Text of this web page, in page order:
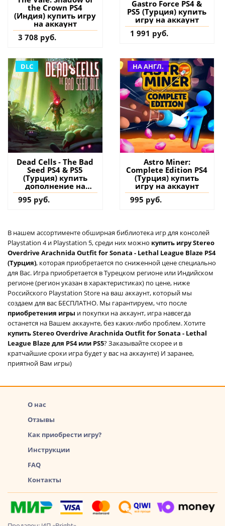
the Crown PS4
(Индия) купить игру
на аккаунт
3 708 руб.
Gastro Force PS4 &
PS5 (Турция) купить
игру на аккаунт
1 991 руб.
DLC
Dead Cells - The Bad
Seed PS4 & PS5
(Турция) купить
дополнение на
аккаунт
995 руб.
НА АНГЛ.
Astro Miner:
Complete Edition PS4
(Турция) купить
игру на аккаунт
995 руб.
В нашем ассортименте обширная библиотека игр для консолей
Playstation 4 и Playstation 5, среди них можно купить игру Stereo
Overdrive Arachnida Outfit for Sonata - Lethal League Blaze PS4
(Турция), которая приобретается по сниженной цене специально
для Вас. Игра приобретается в Турецком регионе или Индийском
регионе (регион указан в характеристиках) по цене, ниже
Российского Playstation Store на ваш аккаунт, который мы
создаем для вас БЕСПЛАТНО. Мы гарантируем, что после
приобретения игры и покупки на аккаунт, игра навсегда
останется на Вашем аккаунте, без каких-либо проблем. Хотите
купить Stereo Overdrive Arachnida Outfit for Sonata - Lethal
League Blaze для PS4 или PS5? Заказывайте скорее и в
кратчайшие сроки игра будет у вас на аккаунте) И заранее,
приятной Вам игры)
О нас
Отзывы
Как приобрести игру?
Инструкции
FAQ
Контакты